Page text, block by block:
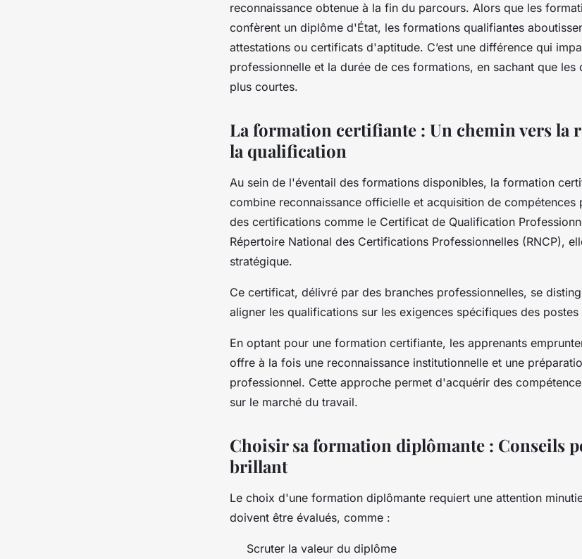
reconnaissance obtenue à la fin du parcours. Alors que les
confèrent un diplôme d'État, les formations qualifiantes
attestations ou certificats d'aptitude. C’est une différence qui
professionnelle et la durée de ces formations, en sachant que les
plus courtes.
La formation certifiante : Un chemin vers la
la qualification
Au sein de l'éventail des formations disponibles, la formation
combine reconnaissance officielle et acquisition de compétences
des certifications comme le Certificat de Qualification
Répertoire National des Certifications Professionnelles (RNCP),
stratégique.
Ce certificat, délivré par des branches professionnelles, se
aligner les qualifications sur les exigences spécifiques des postes
En optant pour une formation certifiante, les apprenants
offre à la fois une reconnaissance institutionnelle et une
professionnel. Cette approche permet d'acquérir des
sur le marché du travail.
Choisir sa formation diplômante : Conseils
brillant
Le choix d'une formation diplômante requiert une attention
doivent être évalués, comme :
Scruter la valeur du diplôme